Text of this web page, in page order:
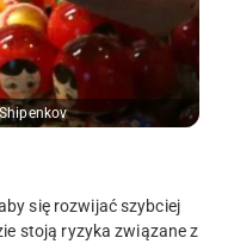
się rozwijać szybciej
stoją ryzyka związane z